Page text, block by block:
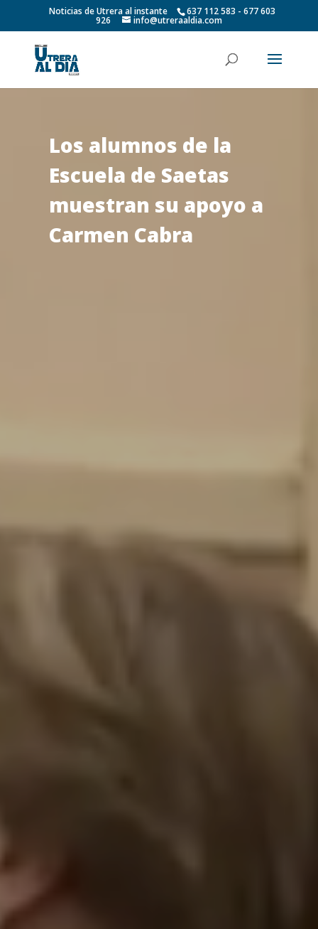
Noticias de Utrera al instante 637 112 583 - 677 603
926 info@utreraaldia.com
Los alumnos de la
Escuela de Saetas
muestran su apoyo a
Carmen Cabra